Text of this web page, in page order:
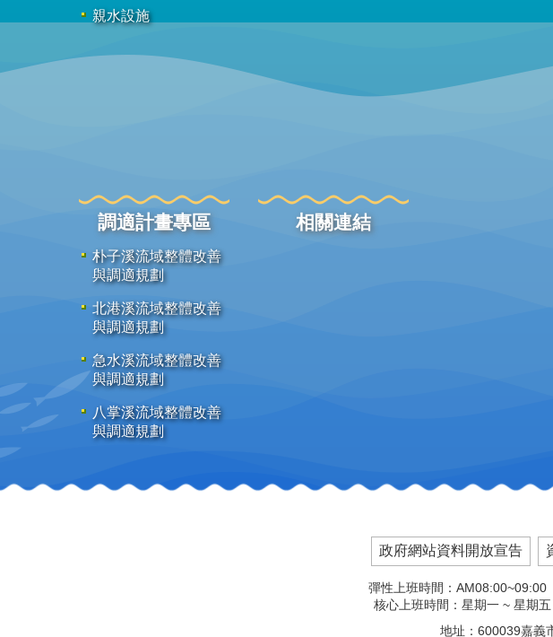
親水設施
調適計畫專區
朴子溪流域整體改善
與調適規劃
北港溪流域整體改善
與調適規劃
急水溪流域整體改善
與調適規劃
八掌溪流域整體改善
與調適規劃
相關連結
政府網站資料開放宣告
彈性上班時間：
核心上班時間：星期一 ~ 星期
地址：600039嘉義